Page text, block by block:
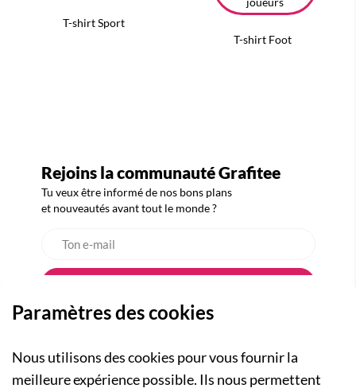
T-shirt Sport
T-shirt Foot
Rejoins la communauté Grafitee
Tu veux être informé de nos bons plans
et nouveautés avant tout le monde ?
Paramètres des cookies
Nous utilisons des cookies pour vous fournir la
meilleure expérience possible. Ils nous permettent